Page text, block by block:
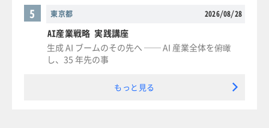
東京都 2026/08/28
5
AI産業戦略 実践講座
生成 AI ブームのその先へ ── AI 産業全体を俯瞰
し、35 年先の事
もっと見る